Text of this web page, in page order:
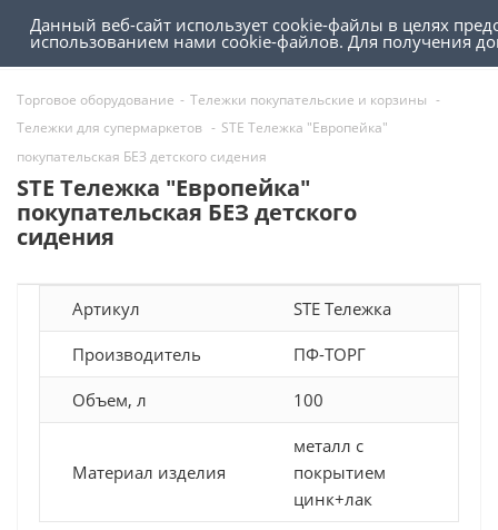
0
0
Торговое оборудование - Тележки покупательские и корзины -
Тележки для супермаркетов - STE Тележка "Европейка"
покупательская БЕЗ детского сидения
STE Тележка "Европейка"
покупательская БЕЗ детского
сидения
Артикул STE Тележка
Производитель ПФ-ТОРГ
Объем, л 100
Материал изделия
металл с
покрытием
цинк+лак
Данный веб-сайт использует cookie-файлы в целях
использованием нами cookie-файлов. Для получения